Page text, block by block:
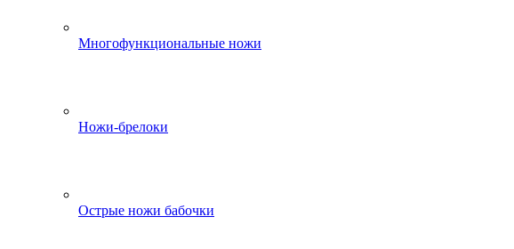
Многофункциональные ножи
Ножи-брелоки
Острые ножи бабочки